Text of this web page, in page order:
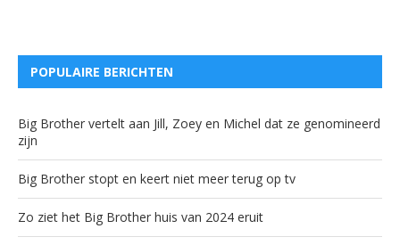
POPULAIRE BERICHTEN
Big Brother vertelt aan Jill, Zoey en Michel dat ze genomineerd
zijn
Big Brother stopt en keert niet meer terug op tv
Zo ziet het Big Brother huis van 2024 eruit